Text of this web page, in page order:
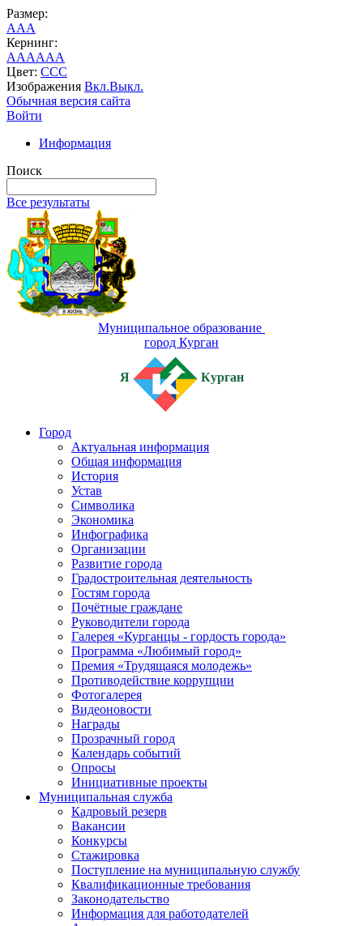
Размер:
AAA
Кернинг:
AAAAAA
Цвет: CCC
Изображения Вкл.Выкл.
Обычная версия сайта
Войти
Информация
Поиск
Все результаты
Муниципальное образование
город Курган
Я Курган
Город
Актуальная информация
Общая информация
История
Устав
Символика
Экономика
Инфографика
Организации
Развитие города
Градостроительная деятельность
Гостям города
Почётные граждане
Руководители города
Галерея «Курганцы - гордость города»
Программа «Любимый город»
Премия «Трудящаяся молодежь»
Противодействие коррупции
Фотогалерея
Видеоновости
Награды
Прозрачный город
Календарь событий
Опросы
Инициативные проекты
Муниципальная служба
Кадровый резерв
Вакансии
Конкурсы
Стажировка
Поступление на муниципальную службу
Квалификационные требования
Законодательство
Информация для работодателей